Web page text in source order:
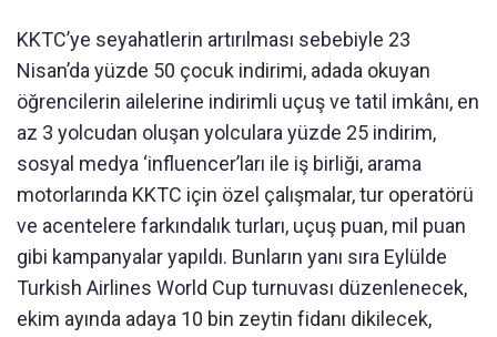
KKTC’ye seyahatlerin artırılması sebebiyle 23
Nisan’da yüzde 50 çocuk indirimi, adada okuyan
öğrencilerin ailelerine indirimli uçuş ve tatil imkânı, en
az 3 yolcudan oluşan yolculara yüzde 25 indirim,
sosyal medya ‘influencer’ları ile iş birliği, arama
motorlarında KKTC için özel çalışmalar, tur operatörü
ve acentelere farkındalık turları, uçuş puan, mil puan
gibi kampanyalar yapıldı. Bunların yanı sıra Eylülde
Turkish Airlines World Cup turnuvası düzenlenecek,
ekim ayında adaya 10 bin zeytin fidanı dikilecek,